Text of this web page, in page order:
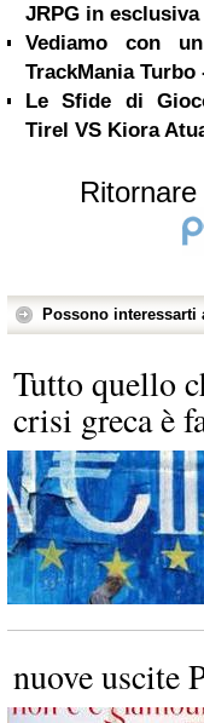
JRPG in
Vediamo con
TrackMania Turbo
Le Sfide di
Tirel VS Kiora
Possono interessarti
Tutto quello
crisi greca è
nuove uscite